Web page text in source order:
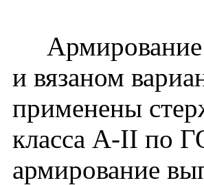
Армирование
и вязаном
применены
класса А-II по
армирование